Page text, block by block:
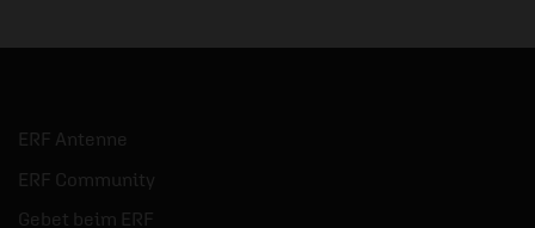
ERF Antenne
ERF Community
Gebet beim ERF